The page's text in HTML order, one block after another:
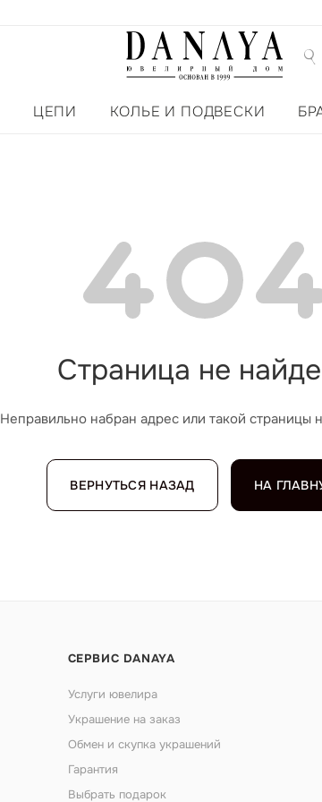
ЦЕПИ КОЛЬЕ И ПОДВЕСКИ
Страница не
Неправильно набран адрес или такой страницы
ВЕРНУТЬСЯ НАЗАД НА
СЕРВИС DANAYA
Услуги ювелира
Украшение на заказ
Обмен и скупка украшений
Гарантия
Выбрать подарок